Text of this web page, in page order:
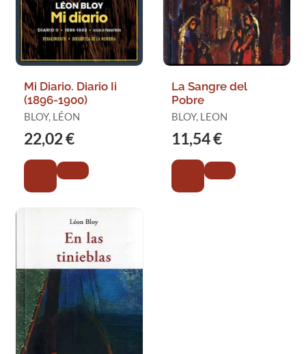
Mi Diario. Diario Ii
(1896-1900)
BLOY, LÉON
22,02 €
La Sangre del
Pobre
BLOY, LEON
11,54 €